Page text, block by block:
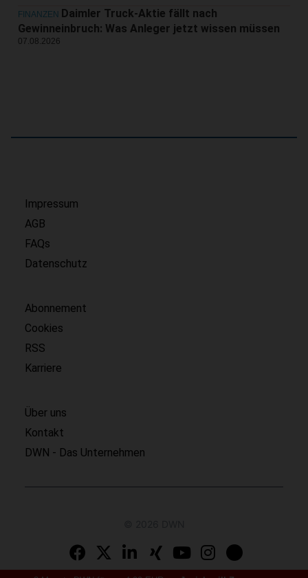
FINANZEN
Daimler Truck-Aktie fällt nach
Gewinneinbruch: Was Anleger jetzt wissen müssen
07.08.2026
Impressum
AGB
FAQs
Datenschutz
Abonnement
Cookies
RSS
Karriere
Über uns
Kontakt
DWN - Das Unternehmen